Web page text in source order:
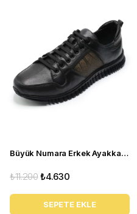
Büyük Numara Erkek Ayakkabı TR4113 Siyah
₺4.630
₺11.200
SEPETE EKLE